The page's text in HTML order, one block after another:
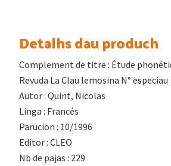
Detalhs dau produch
Complement de titre : Étude
Revuda La Clau lemosina N° especiau
Autor : Quint, Nicolas
Linga : Francés
Parucion : 10/1996
Editor : CLEO
Nb de pajas : 229